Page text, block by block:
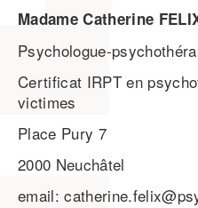
Madame Catherine
Psychologue-
Certificat IRPT en
victimes
Place Pury 7
2000 Neuchâtel
email: